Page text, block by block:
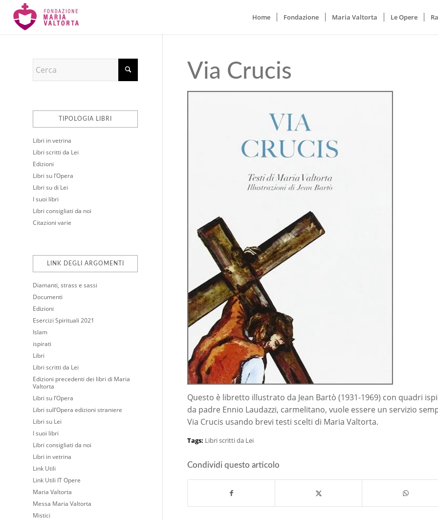
Home Fondazione Maria Valtorta Le Opere
Via Crucis
Questo è libretto illustrato da Jean Bartò (1931-1969) con quadri
da padre Ennio Laudazzi, carmelitano, vuole essere un servizio
Via Crucis usando brevi testi scelti di Maria Valtorta.
Tags: Libri scritti da Lei
Condividi questo articolo
TIPOLOGIA LIBRI
Libri in vetrina
Libri scritti da Lei
Edizioni
Libri su l’Opera
Libri su di Lei
I suoi libri
Libri consigliati da noi
Citazioni varie
LINK DEGLI ARGOMENTI
Diamanti, strass e sassi
Documenti
Edizioni
Esercizi Spirituali 2021
Islam
ispirati
Libri
Libri scritti da Lei
Edizioni precedenti dei libri di Maria
Valtorta
Libri su l’Opera
Libri sull’Opera edizioni straniere
Libri su Lei
I suoi libri
Libri consigliati da noi
Libri in vetrina
Link Utili
Link Utili IT Opere
Maria Valtorta
Messa Maria Valtorta
Mistici